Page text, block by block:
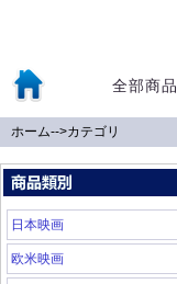
全部商品
ホーム-->カテゴリ
日本映画
欧米映画